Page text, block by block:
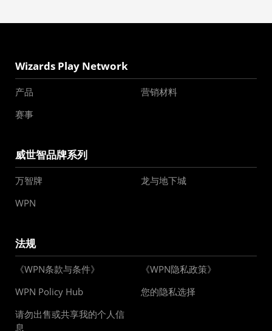
Wizards Play Network
产品
营销材料
赛事
威世智品牌系列
万智牌
龙与地下城
WPN
法规
《WPN条款与条件》
《WPN隐私政策》
WPN Policy Hub
您的隐私选择
请勿出售或共享我的个人信
息